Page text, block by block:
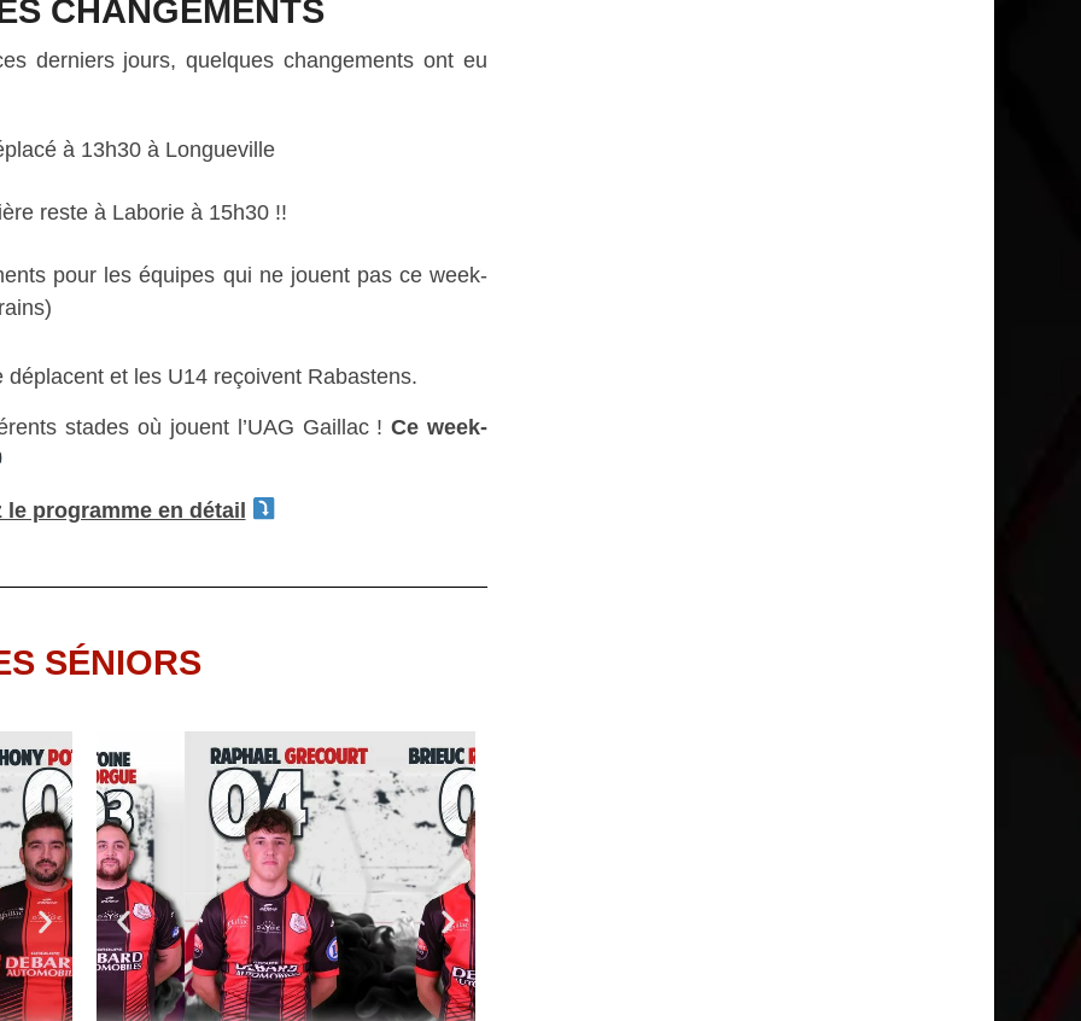
CHANGEMENTS
derniers jours, quelques changements ont eu
à 13h30 à Longueville
reste à Laborie à 15h30 !!
pour les équipes qui ne jouent pas ce week-
et les U14 reçoivent Rabastens.
stades où jouent l’UAG Gaillac !Ce week-
le programme en détail
SÉNIORS